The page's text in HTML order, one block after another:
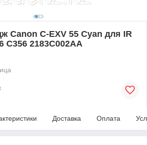
Canon C-EXV 55 Cyan для IR
C356 2183C002AA
Доставка Оплата